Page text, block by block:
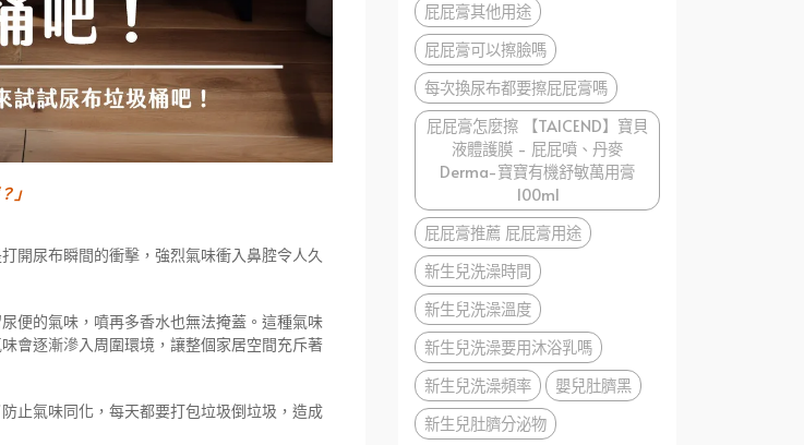
」
開尿布瞬間的衝擊，強烈氣味衝入鼻腔令人久
便的氣味，噴再多香水也無法掩蓋。這種氣味
會逐漸滲入周圍環境，讓整個家居空間充斥著
止氣味同化，每天都要打包垃圾倒垃圾，造成
屁屁膏其他用途
屁屁膏可以擦臉嗎
每次換尿布都要擦屁屁膏嗎
屁屁膏怎麼擦 【TAICEND】寶貝
液體護膜 - 屁屁噴、丹麥
Derma-寶寶有機舒敏萬用膏
100ml
屁屁膏推薦 屁屁膏用途
新生兒洗澡時間
新生兒洗澡溫度
新生兒洗澡要用沐浴乳嗎
新生兒洗澡頻率
嬰兒肚臍黑
新生兒肚臍分泌物